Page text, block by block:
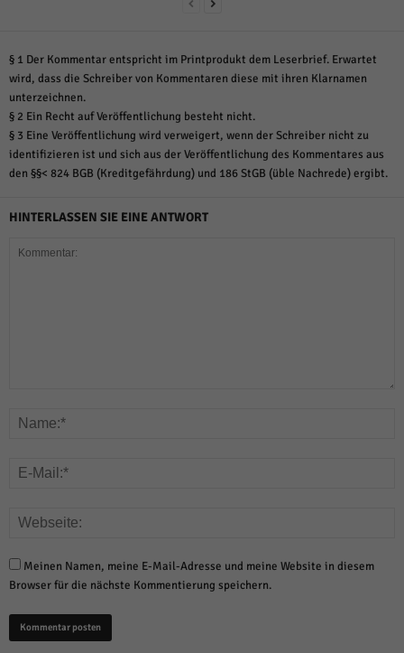
§ 1 Der Kommentar entspricht im Printprodukt dem Leserbrief. Erwartet
wird, dass die Schreiber von Kommentaren diese mit ihren Klarnamen
unterzeichnen.
§ 2 Ein Recht auf Veröffentlichung besteht nicht.
§ 3 Eine Veröffentlichung wird verweigert, wenn der Schreiber nicht zu
identifizieren ist und sich aus der Veröffentlichung des Kommentares aus
den §§< 824 BGB (Kreditgefährdung) und 186 StGB (üble Nachrede) ergibt.
HINTERLASSEN SIE EINE ANTWORT
Meinen Namen, meine E-Mail-Adresse und meine Website in diesem
Browser für die nächste Kommentierung speichern.